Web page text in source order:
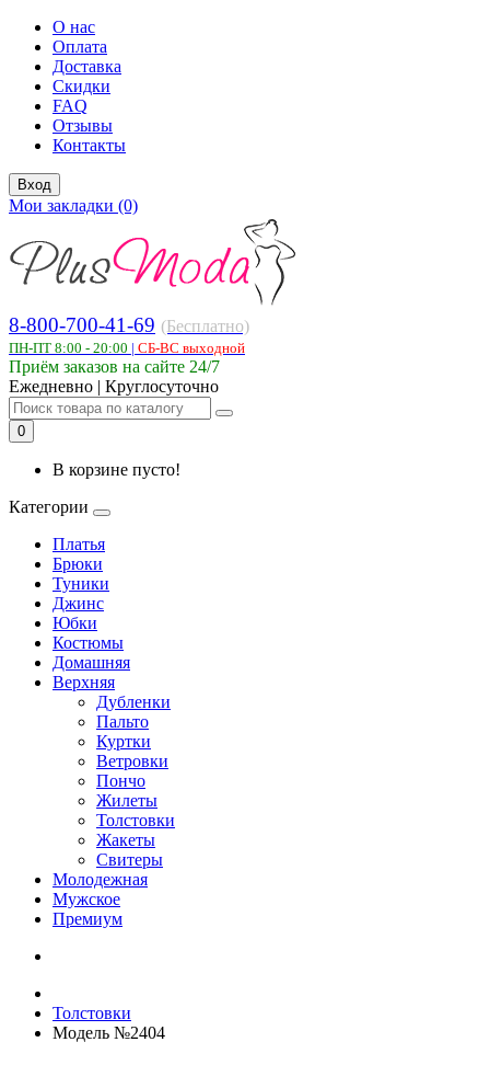
О нас
Оплата
Доставка
Скидки
FAQ
Отзывы
Контакты
Вход
Мои закладки (0)
8-800-700-41-69 (Бесплатно)
ПН-ПТ 8:00 - 20:00 | СБ-ВС выходной
Приём заказов на сайте 24/7
Ежедневно | Круглосуточно
0
В корзине пусто!
Категории
Платья
Брюки
Туники
Джинс
Юбки
Костюмы
Домашняя
Верхняя
Дубленки
Пальто
Куртки
Ветровки
Пончо
Жилеты
Толстовки
Жакеты
Свитеры
Молодежная
Мужское
Премиум
Толстовки
Модель №2404